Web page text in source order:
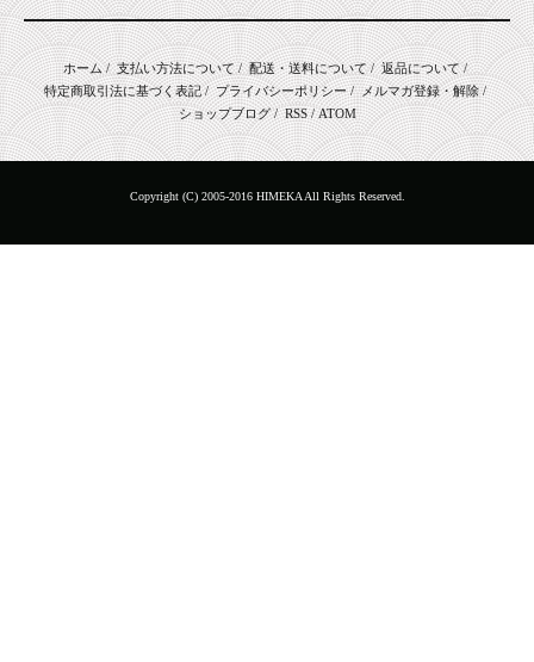
ホーム/ 支払い方法について/ 配送・送料について/ 返品について/
特定商取引法に基づく表記/ プライバシーポリシー/ メルマガ登録・解除/
ショップブログ/ RSS/ATOM
Copyright (C) 2005-2016 HIMEKA All Rights Reserved.